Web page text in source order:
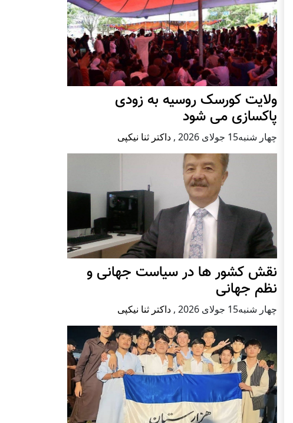
ولایت کورسک روسیه به زودی
پاکسازی می شود
چهار شنبه15 جولای 2026 , داکتر ثنا نیکپی
نقش کشور ها در سیاست جهانی و
نظم جهانی
چهار شنبه15 جولای 2026 , داکتر ثنا نیکپی